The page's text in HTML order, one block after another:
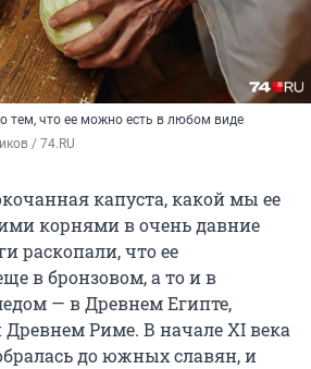
тем, что ее можно есть в любом виде
/ 74.RU
капуста, какой мы ее
корнями в очень давние
раскопали, что ее
в бронзовом, а то и в
— в Древнем Египте,
Риме. В начале XI века
до южных славян, и